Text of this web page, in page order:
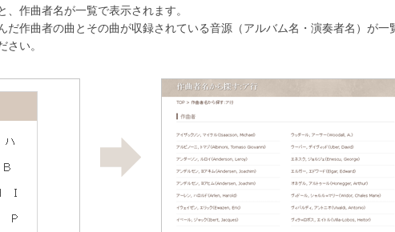
作曲者名が一覧で表示されます。
だ作曲者の曲とその曲が収録されている音源（アルバム名・演奏者名）が一
い。